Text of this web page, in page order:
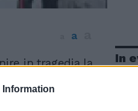
Information
a
in tragedia la
stati sparati da
In